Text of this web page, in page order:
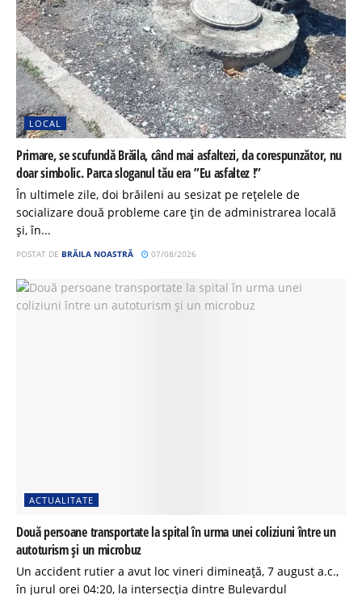
LOCAL
Primare, se scufundă Brăila, când mai asfaltezi, da corespunzător, nu
doar simbolic. Parca sloganul tău era ”Eu asfaltez !”
În ultimele zile, doi brăileni au sesizat pe rețelele de
socializare două probleme care țin de administrarea locală
și, în...
POSTAT DE BRĂILA NOASTRĂ 07/08/2026
ACTUALITATE
Două persoane transportate la spital în urma unei coliziuni între un
autoturism și un microbuz
Un accident rutier a avut loc vineri dimineață, 7 august a.c.,
în jurul orei 04:20, la intersecția dintre Bulevardul